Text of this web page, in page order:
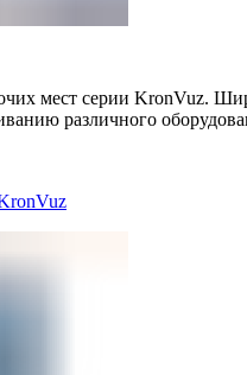
мест серии KronVuz.
различного